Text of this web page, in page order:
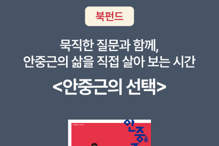
직된 노선을 보였다는 것이다.중경임시정부,한국독립당(한독당)를
비롯한 우익들이 임정법통 고수를 완강하게 고집한 것도 중국 관내에
서 독립운동을 하던 시절에서부터 기원한다. 김구 중심의 임정 세력
은 1930년대에 좌우합작 시도가 여러 번 있었을 때에도 혼자서만 참
여를 거부하고 비협조적이었고 줄곧 임정 중심으로의 통합만을 주장
했는데 이것이 국내에 들어와서도 이어진 것이다. 나는 이승만·한민
당과 공산당 쪽에 대해서는 사전지식이 있어서 그들이 민족통일전선
많이 실망을 하였다. 평생을 독립운동에 바친 애국자들이고 존경받아
마땅한건분명하지만 정권은 꼭 자기들이 쥐어야 한다는 건 좀 아니다